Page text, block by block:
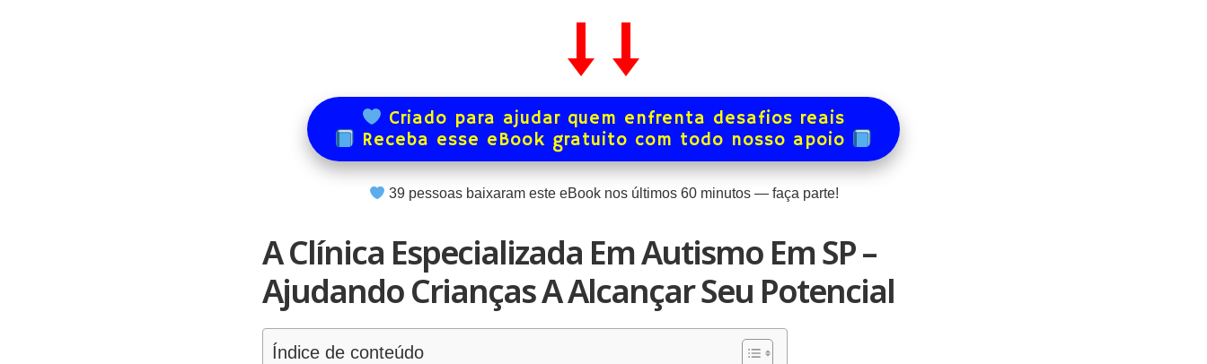
Criado para ajudar quem enfrenta desafios reais
Receba esse eBook gratuito com todo nosso apoio
39pessoas baixaram este eBook nos últimos 60minutos — faça parte!
A Clínica Especializada Em Autismo Em SP –
Ajudando Crianças A Alcançar Seu Potencial
Índice de conteúdo